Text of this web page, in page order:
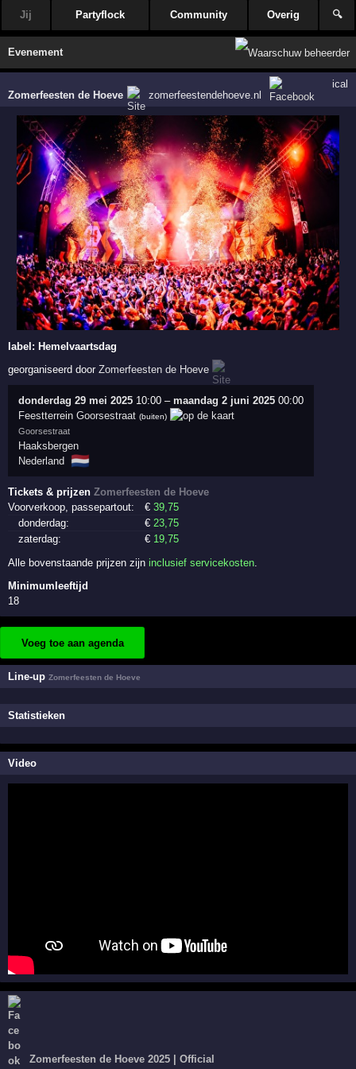
Jij Partyflock Community Overig 🔍
Evenement
Zomerfeesten de Hoeve zomerfeestendehoeve.nl
ical
label: Hemelvaartsdag
georganiseerd doorZomerfeesten de Hoeve
donderdag 29 mei 2025 10:00 –maandag 2 juni 2025 00:00
Feestterrein Goorsestraat (buiten)
Goorsestraat
Haaksbergen
Nederland
🇳🇱
Tickets & prijzenZomerfeesten de Hoeve
Voorverkoop, passepartout:
€39,75
donderdag:
€23,75
zaterdag:
€ 19,75
Alle bovenstaande prijzen zijninclusief servicekosten
Minimumleeftijd
18
Voeg toe aan agenda
Line-upZomerfeesten de Hoeve
Statistieken
Video
Zomerfeesten de Hoeve 2025 | Official